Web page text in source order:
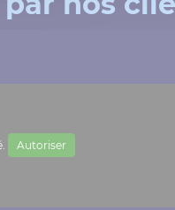
Autoriser